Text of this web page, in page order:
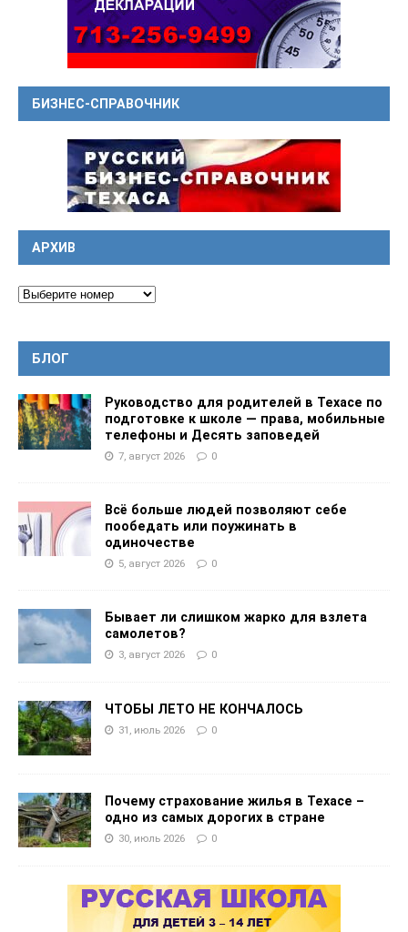
БИЗНЕС-СПРАВОЧНИК
АРХИВ
БЛОГ
Руководство для родителей в Техасе по
подготовке к школе — права, мобильные
телефоны и Десять заповедей
7, август 2026 0
Всё больше людей позволяют себе
пообедать или поужинать в
одиночестве
5, август 2026 0
Бывает ли слишком жарко для взлета
самолетов?
3, август 2026 0
ЧТОБЫ ЛЕТО НЕ КОНЧАЛОСЬ
31, июль 2026 0
Почему страхование жилья в Техасе –
одно из самых дорогих в стране
30, июль 2026 0